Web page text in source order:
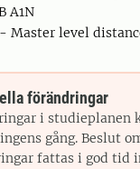
A1N
Master level
förändringar
i studieplanen
gång. Beslut
fattas i god tid